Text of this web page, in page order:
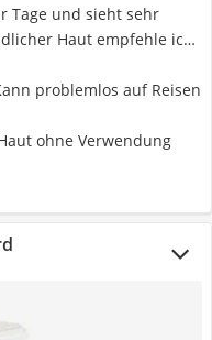
Tage und sieht sehr
Haut empfehle ich,
kann überall hin
viel Platz ein, was ein
problemlos auf Reisen
ohne Verwendung